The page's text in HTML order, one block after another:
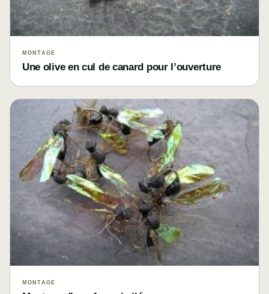
MONTAGE
Une olive en cul de canard pour l’ouverture
MONTAGE